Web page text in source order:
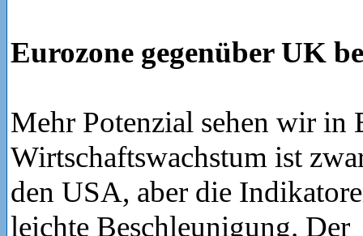
Eurozone gegenüber UK
Mehr Potenzial sehen wir in
Wirtschaftswachstum ist
den USA, aber die
leichte Beschleunigung. Der